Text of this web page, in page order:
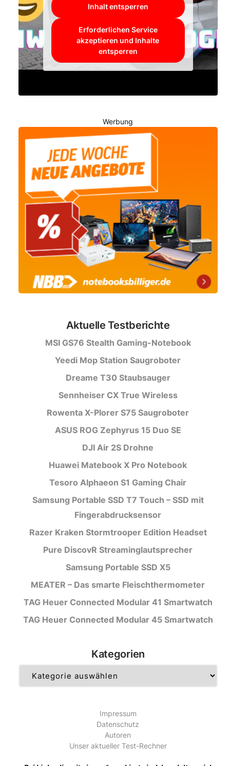
Inhalt entsperren
Erforderlichen Service
akzeptieren und Inhalte
entsperren
Werbung
Aktuelle Testberichte
MSI GS76 Stealth Gaming-Notebook
Yeedi Mop Station Saugroboter
Dreame T30 Staubsauger
Sennheiser CX True Wireless
Rowenta X-Plorer S75 Saugroboter
ASUS ROG Zephyrus 15 Duo SE
DJI Air 2S Drohne
Huawei Matebook X Pro Notebook
Tesoro Alphaeon S1 Gaming Chair
Samsung Portable SSD T7 Touch – SSD mit
Fingerabdrucksensor
Razer Kraken Stormtrooper Edition Headset
Pure DiscovR Streaminglautsprecher
Samsung Portable SSD X5
MEATER – Das smarte Fleischthermometer
TAG Heuer Connected Modular 41 Smartwatch
TAG Heuer Connected Modular 45 Smartwatch
Kategorien
Impressum
Datenschutz
Autoren
Unser aktueller Test-Rechner